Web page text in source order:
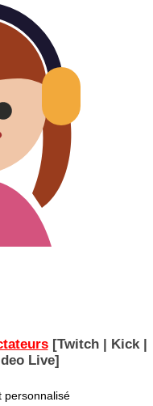
[Twitch | Kick |
Live]
personnalisé